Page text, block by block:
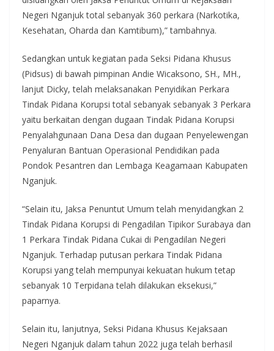
Negeri Nganjuk total sebanyak 360 perkara (Narkotika,
Kesehatan, Oharda dan Kamtibum),” tambahnya.
Sedangkan untuk kegiatan pada Seksi Pidana Khusus
(Pidsus) di bawah pimpinan Andie Wicaksono, SH., MH.,
lanjut Dicky, telah melaksanakan Penyidikan Perkara
Tindak Pidana Korupsi total sebanyak sebanyak 3 Perkara
yaitu berkaitan dengan dugaan Tindak Pidana Korupsi
Penyalahgunaan Dana Desa dan dugaan Penyelewengan
Penyaluran Bantuan Operasional Pendidikan pada
Pondok Pesantren dan Lembaga Keagamaan Kabupaten
Nganjuk.
“Selain itu, Jaksa Penuntut Umum telah menyidangkan 2
Tindak Pidana Korupsi di Pengadilan Tipikor Surabaya dan
1 Perkara Tindak Pidana Cukai di Pengadilan Negeri
Nganjuk. Terhadap putusan perkara Tindak Pidana
Korupsi yang telah mempunyai kekuatan hukum tetap
sebanyak 10 Terpidana telah dilakukan eksekusi,”
paparnya.
Selain itu, lanjutnya, Seksi Pidana Khusus Kejaksaan
Negeri Nganjuk dalam tahun 2022 juga telah berhasil